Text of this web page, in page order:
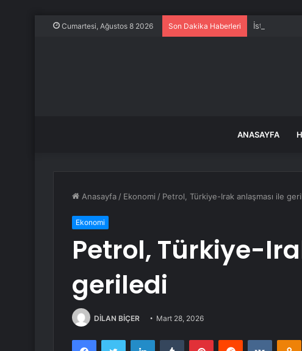
Cumartesi, Ağustos 8 2026 Son Dakika Haberleri İstanbul’da
ANASAYFA
Anasayfa / Ekonomi / Petrol, Türkiye-Irak anlaşması ile
Ekonomi
Petrol, Türkiye-
geriledi
DİLAN BİÇER Mart 28, 2026
FacebookTwitter LinkedInTumblr PinterestReddit